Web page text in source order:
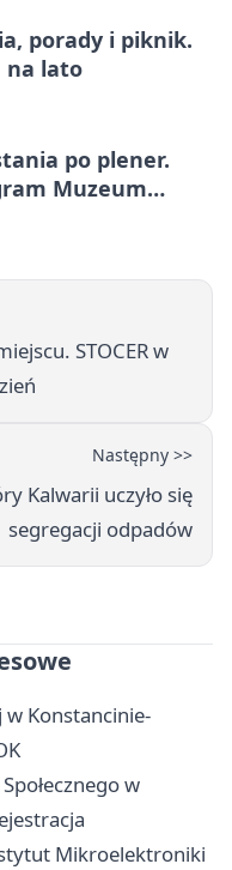
porady i piknik.
na lato
po plener.
Muzeum
STOCER w
Następny >>
Kalwarii uczyło się
segregacji odpadów
w Konstancinie-
w
Mikroelektroniki